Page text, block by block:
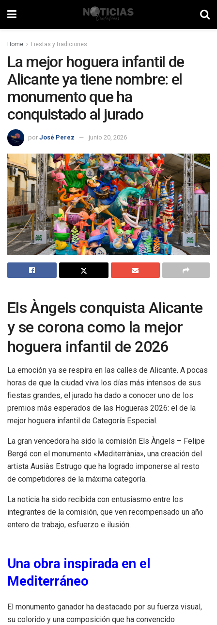
Home Fiestas y tradiciones
La mejor hoguera infantil de
Alicante ya tiene nombre: el
monumento que ha
conquistado al jurado
por José Perez junio 20, 2026
Els Àngels conquista Alicante
y se corona como la mejor
hoguera infantil de 2026
La emoción ya se respira en las calles de Alicante. A pocas
horas de que la ciudad viva los días más intensos de sus
fiestas grandes, el jurado ha dado a conocer uno de los
premios más esperados de las Hogueras 2026: el de la
mejor hoguera infantil de Categoría Especial.
La gran vencedora ha sido la comisión Els Àngels – Felipe
Bergé con el monumento «Mediterrània», una creación del
artista Ausiàs Estrugo que ha logrado imponerse al resto
de competidores de la máxima categoría.
La noticia ha sido recibida con entusiasmo entre los
integrantes de la comisión, que ven recompensado un año
entero de trabajo, esfuerzo e ilusión.
Una obra inspirada en el
Mediterráneo
El monumento ganador ha destacado por su fuerza visual,
su colorido y una composición que ha convencido